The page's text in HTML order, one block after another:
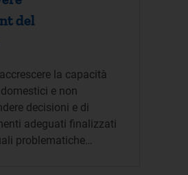
del
la capacità
e non
decisioni e di
adeguati finalizzati
problematiche…